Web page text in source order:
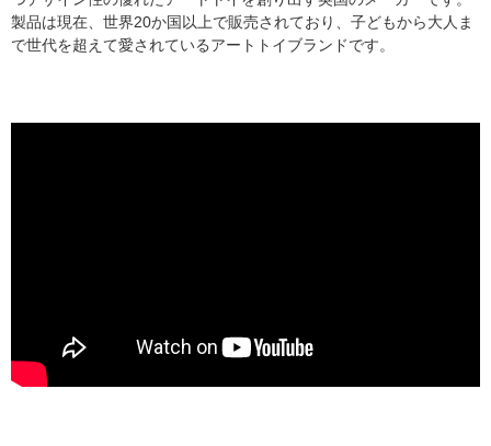
製品は現在、世界20か国以上で販売されており、子どもから大人ま
で世代を超えて愛されているアートトイブランドです。